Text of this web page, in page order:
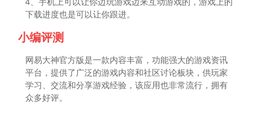
4、手机上可以让你边玩游戏边来互动游戏的，游戏上的
下载进度也是可以让你跟进。
小编评测
网易大神官方版是一款内容丰富，功能强大的游戏资讯
平台，提供了广泛的游戏内容和社区讨论板块，供玩家
学习、交流和分享游戏经验，该应用也非常流行，拥有
众多好评。